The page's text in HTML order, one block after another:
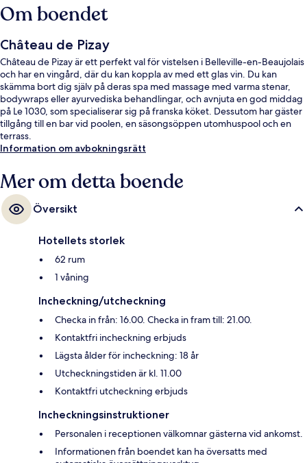
Om boendet
Château de Pizay
Château de Pizay är ett perfekt val för vistelsen i Belleville-en-Beaujolais
och har en vingård, där du kan koppla av med ett glas vin. Du kan
skämma bort dig själv på deras spa med massage med varma stenar,
bodywraps eller ayurvediska behandlingar, och avnjuta en god middag
på Le 1030, som specialiserar sig på franska köket. Dessutom har gäster
tillgång till en bar vid poolen, en säsongsöppen utomhuspool och en
terrass.
Information om avbokningsrätt
Mer om detta boende
Översikt
Hotellets storlek
62 rum
1 våning
Incheckning/utcheckning
Checka in från: 16.00. Checka in fram till: 21.00.
Kontaktfri incheckning erbjuds
Lägsta ålder för incheckning: 18 år
Utcheckningstiden är kl. 11.00
Kontaktfri utcheckning erbjuds
Incheckningsinstruktioner
Personalen i receptionen välkomnar gästerna vid ankomst.
Informationen från boendet kan ha översatts med